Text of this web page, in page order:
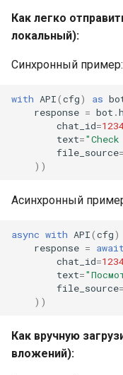
Как легко
локальный):
Синхронный пример:
with API(cfg) as
response = bot .
chat_id=
text=
file_source=
))
Асинхронный
async with API(cfg)
response = await
chat_id=
text=
file_source=
))
Как вручную
вложений):